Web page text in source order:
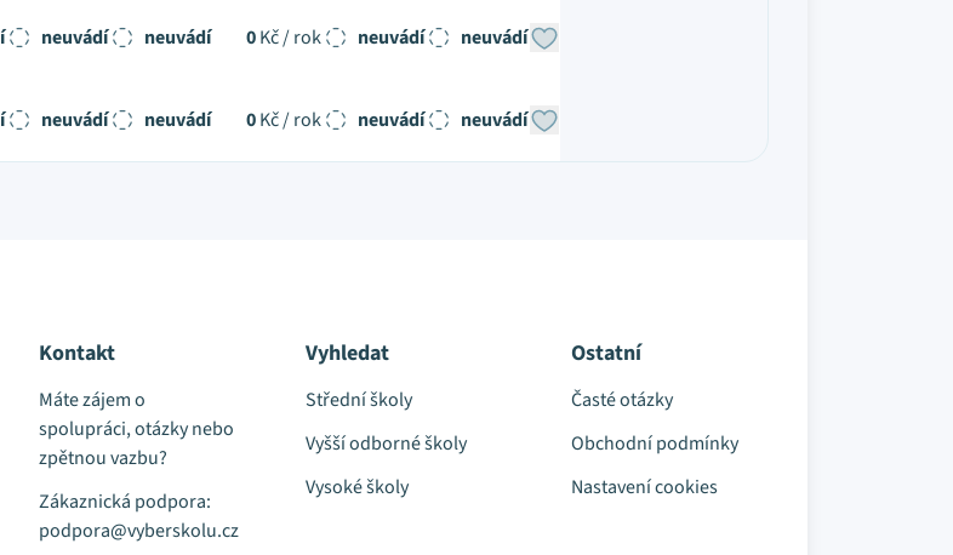
neuvádí neuvádí 0Kč / rok neuvádí neuvádí
neuvádí neuvádí 0Kč / rok neuvádí neuvádí
Kontakt
Máte zájem o
spolupráci, otázky nebo
zpětnou vazbu?
Zákaznická podpora:
podpora@vyberskolu.cz
Vyhledat
Střední školy
Vyšší odborné školy
Vysoké školy
Ostatní
Časté otázky
Obchodní podmínky
Nastavení cookies